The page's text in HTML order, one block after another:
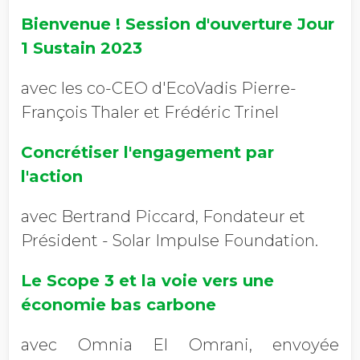
Bienvenue ! Session d'ouverture Jour
1 Sustain 2023
avec les co-CEO d'EcoVadis Pierre-
François Thaler et Frédéric Trinel
Concrétiser l'engagement par
l'action
avec Bertrand Piccard, Fondateur et
Président - Solar Impulse Foundation.
Le Scope 3 et la voie vers une
économie bas carbone
avec Omnia El Omrani, envoyée